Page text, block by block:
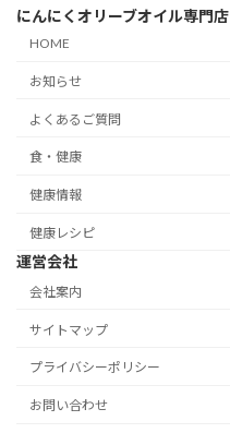
にんにくオリーブオイル専門店
HOME
お知らせ
よくあるご質問
食・健康
健康情報
健康レシピ
運営会社
会社案内
サイトマップ
プライバシーポリシー
お問い合わせ